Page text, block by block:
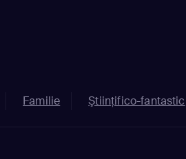
Familie Ştiinţifico-fantastic